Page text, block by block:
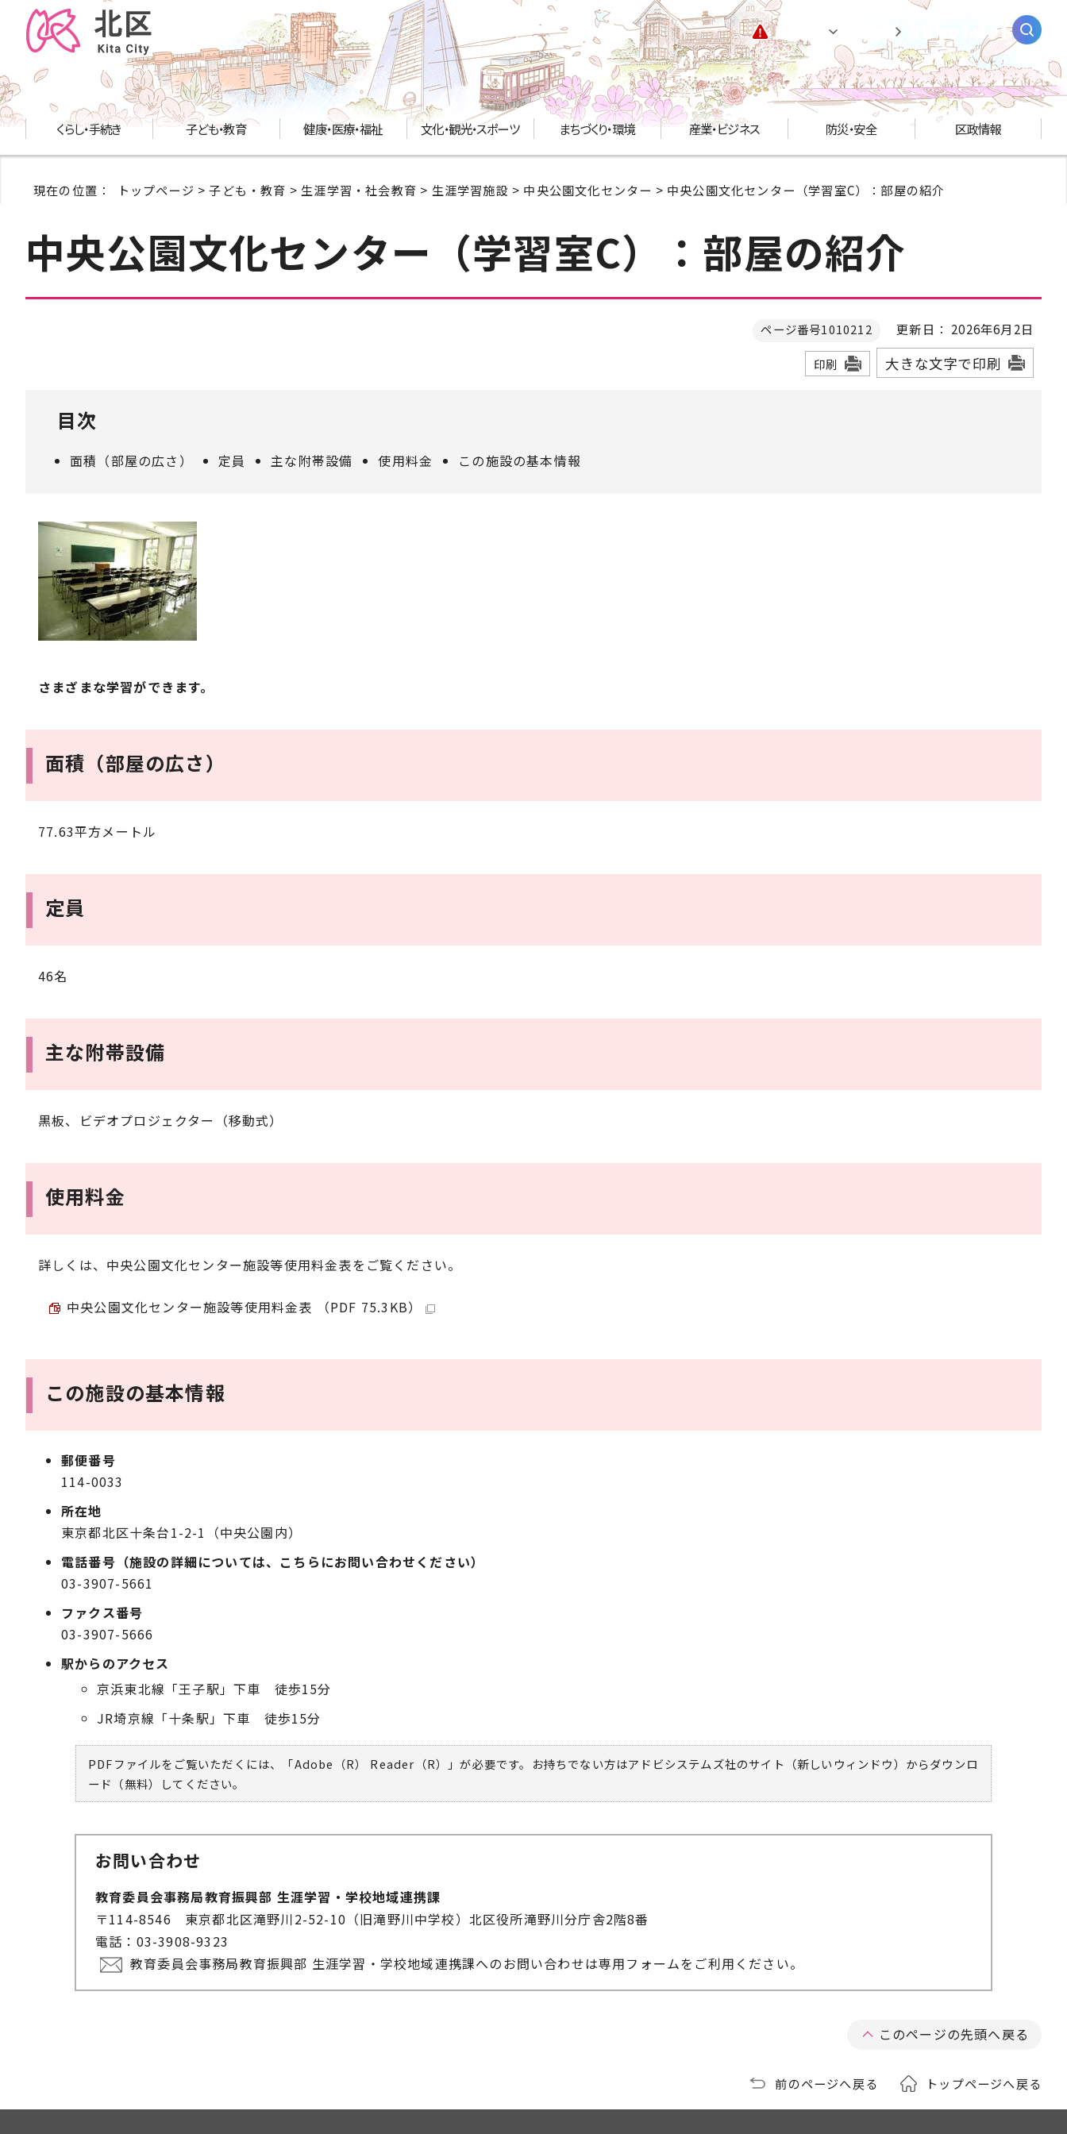
緊急情報 AIチャットボット
くらし・手続き 子ども・教育 健康・医療・福祉 文化・観光・スポーツ まちづくり・環境 産業・ビジネス 防災・安全 区政情報
現在の位置： トップページ >子ども・教育 > 生涯学習・社会教育 > 生涯学習施設 > 中央公園文化センター > 中央公園文化センター（学習室C）：部屋の紹介
中央公園文化センター（学習室C）：部屋の紹介
ページ番号1010212 更新日： 2026年6月2日
印刷 大きな文字で印刷
目次
面積（部屋の広さ） 定員 主な附帯設備 使用料金 この施設の基本情報
さまざまな学習ができます。
面積（部屋の広さ）
77.63平方メートル
定員
46名
主な附帯設備
黒板、ビデオプロジェクター（移動式）
使用料金
詳しくは、中央公園文化センター施設等使用料金表をご覧ください。
中央公園文化センター施設等使用料金表 （PDF 75.3KB）
この施設の基本情報
郵便番号
114-0033
所在地
東京都北区十条台1-2-1（中央公園内）
電話番号（施設の詳細については、こちらにお問い合わせください）
03-3907-5661
ファクス番号
03-3907-5666
駅からのアクセス
京浜東北線「王子駅」下車 徒歩15分
JR埼京線「十条駅」下車 徒歩15分
PDFファイルをご覧いただくには、「Adobe（R） Reader（R）」が必要です。お持ちでない方はアドビシステムズ社のサイト（新しいウィンドウ） からダウンロ
ード（無料）してください。
お問い合わせ
教育委員会事務局教育振興部 生涯学習・学校地域連携課
〒114-8546 東京都北区滝野川2-52-10（旧滝野川中学校）北区役所滝野川分庁舎2階8番
電話：03-3908-9323
教育委員会事務局教育振興部 生涯学習・学校地域連携課へのお問い合わせは専用フォームをご利用ください。
このページの先頭へ戻る
前のページへ戻る トップページへ戻る